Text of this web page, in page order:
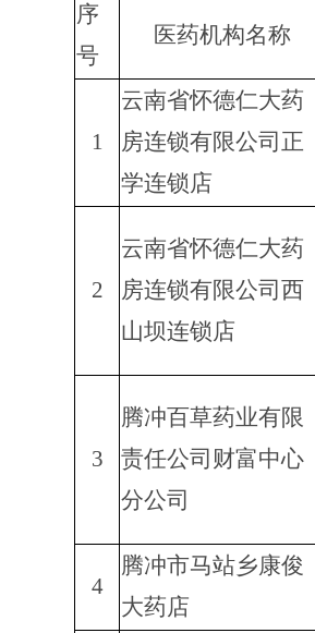
序
号
医药机构名称
1
云南省怀德仁大药
房连锁有限公司正
学连锁店
2
云南省怀德仁大药
房连锁有限公司西
山坝连锁店
3
腾冲百草药业有限
责任公司财富中心
分公司
4
腾冲市马站乡康俊
大药店